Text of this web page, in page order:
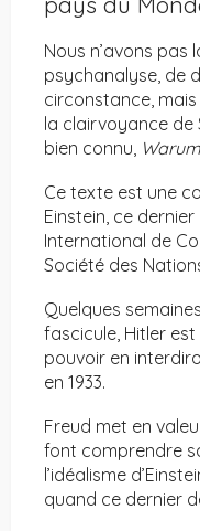
Nous n’avons pas
psychanalyse, de
circonstance,
la clairvoyance de
bien connu,
Ce texte est une
Einstein, ce
International de
Société des
Quelques
fascicule, Hitler
pouvoir en
en 1933.
Freud met en
font comprendre
l’idéalisme
quand ce dernier